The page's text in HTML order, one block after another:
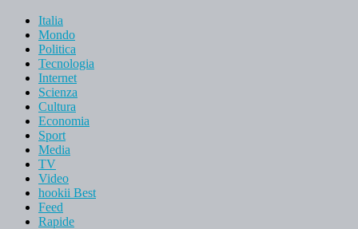
Italia
Mondo
Politica
Tecnologia
Internet
Scienza
Cultura
Economia
Sport
Media
TV
Video
hookii Best
Feed
Rapide